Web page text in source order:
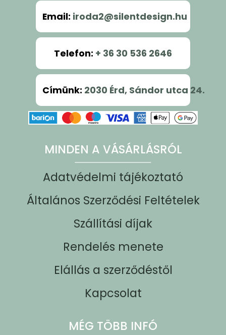
MINDEN A VÁSÁRLÁSRÓL
Adatvédelmi tájékoztató
Általános Szerződési Feltételek
Szállítási díjak
Rendelés menete
Elállás a szerződéstől
Kapcsolat
MÉG TÖBB INFÓ
Email: iroda2@silentdesign.hu
Telefon: + 36 30 536 2646
Címünk: 2030 Érd, Sándor utca 24.